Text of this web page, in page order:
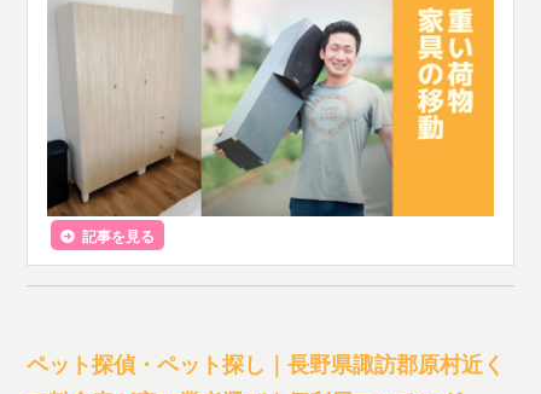
記事を見る
ペット探偵・ペット探し｜長野県諏訪郡原村近く